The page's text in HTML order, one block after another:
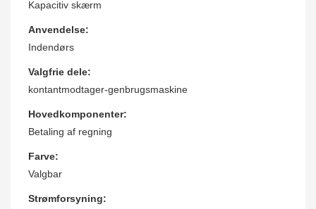
Kapacitiv skærm
Anvendelse:
Indendørs
Valgfrie dele:
kontantmodtager-genbrugsmaskine
Hovedkomponenter:
Betaling af regning
Farve:
Valgbar
Strømforsyning: